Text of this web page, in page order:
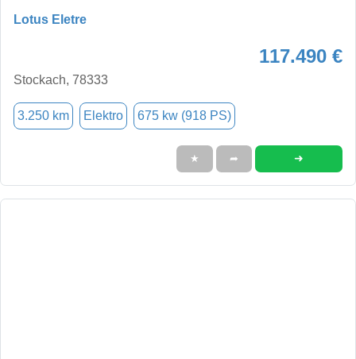
Lotus Eletre
117.490 €
Stockach, 78333
3.250 km Elektro 675 kw (918 PS)
★ ➦ ➜